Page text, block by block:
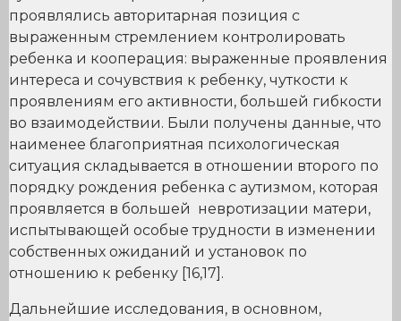
проявлялись авторитарная позиция с
выраженным стремлением контролировать
ребенка и кооперация: выраженные проявления
интереса и сочувствия к ребенку, чуткости к
проявлениям его активности, большей гибкости
во взаимодействии. Были получены данные, что
наименее благоприятная психологическая
ситуация склады­вается в отношении второго по
порядку рождения ребенка с аутизмом, которая
проявляется в большей невротизации матери,
испытывающей особые трудности в изменении
собственных ожиданий и установок по
отношению к ребенку [16,17].
Дальнейшие исследования, в основном,